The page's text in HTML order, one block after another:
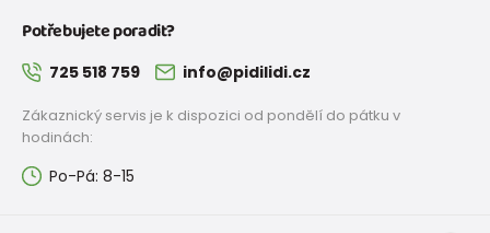
Potřebujete poradit?
725 518 759 info@pidilidi.cz
Zákaznický servis je k dispozici od pondělí do pátku v
hodinách:
Po-Pá: 8-15